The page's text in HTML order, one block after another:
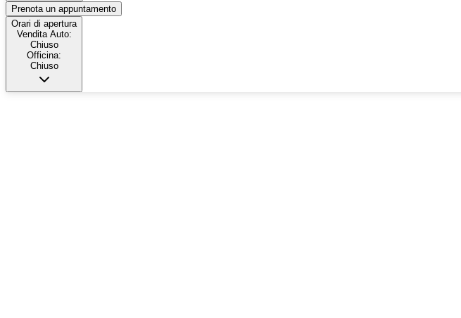
Prenota un appuntamento
Orari di apertura
Vendita Auto:
Chiuso
Officina:
Chiuso